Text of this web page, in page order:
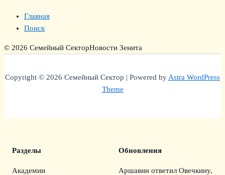
Главная
Поиск
© 2026 Семейный СекторНовости Зенита
Copyright © 2026 Семейный Сектор | Powered byAstra WordPress
Theme
Разделы
Академии
Обновления
Аршавин ответил Овечкину,